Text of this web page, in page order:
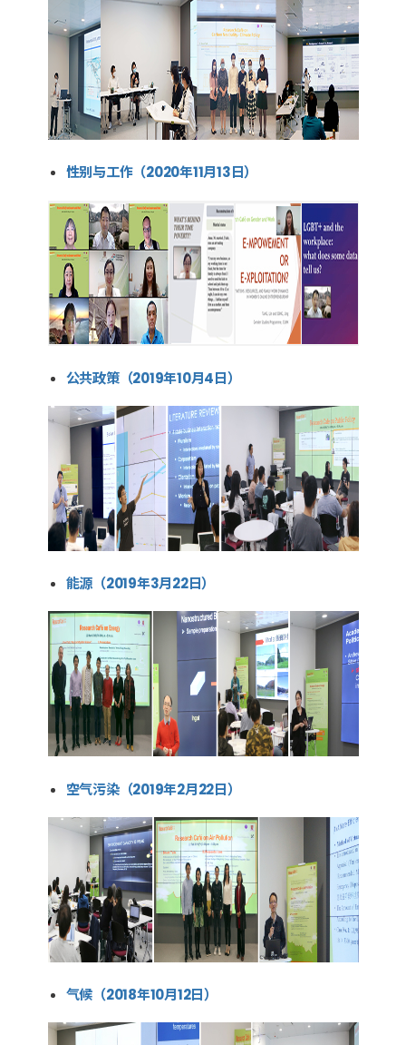
性别与工作（2020年11月13日）
公共政策（2019年10月4日）
能源（2019年3月22日）
空气污染（2019年2月22日）
气候（2018年10月12日）